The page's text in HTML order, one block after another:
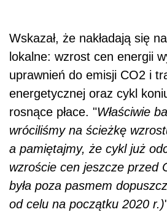
Wskazał, że nakładają się
lokalne: wzrost cen energii
uprawnień do emisji CO2 i
energetycznej oraz cykl
rosnące płace. "Właściwie
wróciliśmy na ścieżkę
a pamiętajmy, że cykl już
wzroście cen jeszcze przed
była poza pasmem
od celu na początku 2020 r.)